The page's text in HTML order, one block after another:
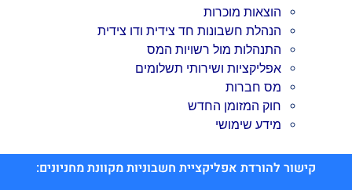
הוצאות מוכרות
הנהלת חשבונות חד צידית ודו צידית
התנהלות מול רשויות המס
אפליקציות ושירותי תשלומים
מס חברות
חוק המזומן החדש
מידע שימושי
קישור להורדת אפליקציית חשבוניות מקוונת מחניונים: